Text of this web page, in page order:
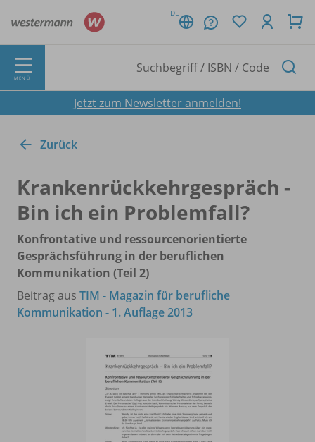
DE
MENÜ
Jetzt zum Newsletter anmelden!
Zurück
Krankenrückkehrgespräch -
Bin ich ein Problemfall?
Konfrontative und ressourcenorientierte
Gesprächsführung in der beruflichen
Kommunikation (Teil 2)
Beitrag aus TIM - Magazin für berufliche
Kommunikation - 1. Auflage 2013